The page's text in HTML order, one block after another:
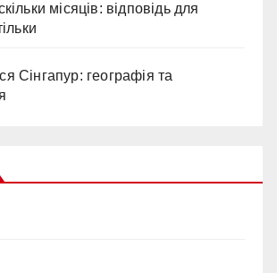
місяців: відповідь для
Сінгапур: географія та